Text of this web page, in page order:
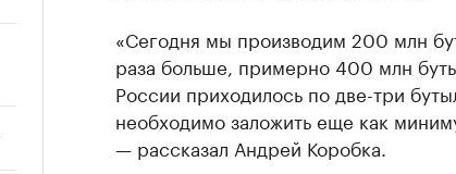
«Сегодня мы производим 200 млн
раза больше, примерно 400 млн
России приходилось по две-три
необходимо заложить еще как
— рассказал Андрей Коробка.